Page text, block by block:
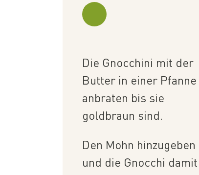
Die Gnocchini mit der
Butter in einer Pfanne
anbraten bis sie
goldbraun sind.
Den Mohn hinzugeben
und die Gnocchi damit